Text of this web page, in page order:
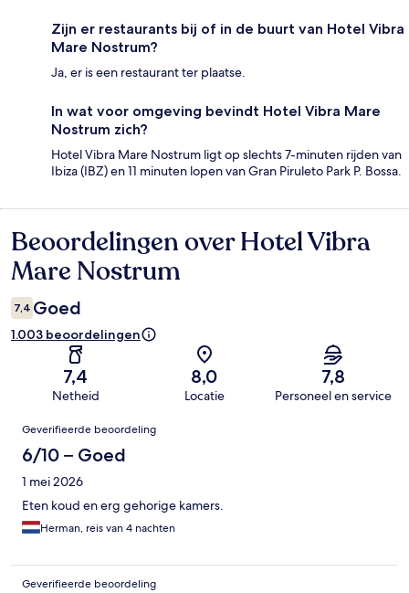
Zijn er restaurants bij of in de buurt van Hotel Vibra
Mare Nostrum?
Ja, er is een restaurant ter plaatse.
In wat voor omgeving bevindt Hotel Vibra Mare
Nostrum zich?
Hotel Vibra Mare Nostrum ligt op slechts 7-minuten rijden van
Ibiza (IBZ) en 11 minuten lopen van Gran Piruleto Park P. Bossa.
Beoordelingen
Beoordelingen over Hotel Vibra
Mare Nostrum
7,4 Goed
1.003 beoordelingen
7,4
Netheid
8,0
Locatie
7,8
Personeel en service
Beoordelingen
Geverifieerde beoordeling
6/10 – Goed
1 mei 2026
Eten koud en erg gehorige kamers.
Herman, reis van 4 nachten
Geverifieerde beoordeling